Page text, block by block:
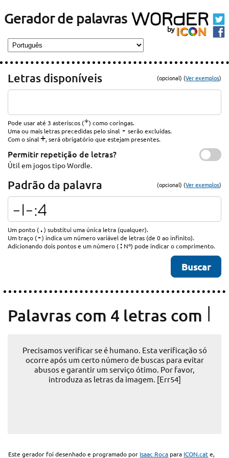
Gerador de palavras
Letras disponíveis (opcional) (Ver exemplos)
Pode usar até 3 asteriscos (*) como coringas.
Uma ou mais letras precedidas pelo sinal - serão excluídas.
Com o sinal+, será obrigatório que estejam presentes.
Permitir repetição de letras?
Útil em jogos tipo Wordle.
Padrão da palavra (opcional) (Ver exemplos)
Um ponto (.) substitui uma única letra (qualquer).
Um traço (-) indica um número variável de letras (de 0 ao infinito).
Adicionando dois pontos e um número (: Nº) pode indicar o comprimento.
Palavras com 4 letras com I
Precisamos verificar se é humano. Esta verificação só
ocorre após um certo número de buscas para evitar
abusos e garantir um serviço ótimo. Por favor,
introduza as letras da imagem. [Err54]
Este gerador foi desenhado e programado por Isaac Roca para ICON.cate,